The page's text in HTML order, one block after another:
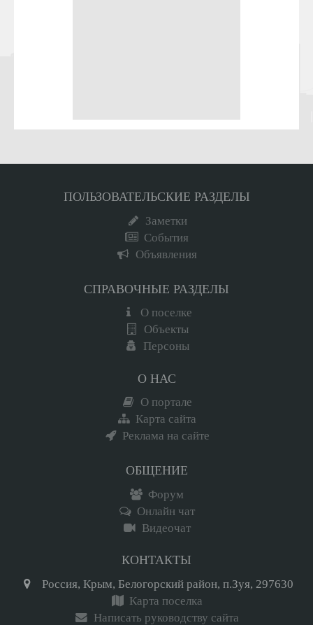
ПОЛЬЗОВАТЕЛЬСКИЕ РАЗДЕЛЫ
Заметки
События
Объявления
СПРАВОЧНЫЕ РАЗДЕЛЫ
О поселке
Объекты
Персоны
О НАС
О портале
Карта сайта
Реклама на сайте
ОБЩЕНИЕ
Форум
Онлайн чат
Видеочат
КОНТАКТЫ
Россия, Крым, Белогорский район, п.Зуя, 297630
Карта поселка
Написать руководству сайта